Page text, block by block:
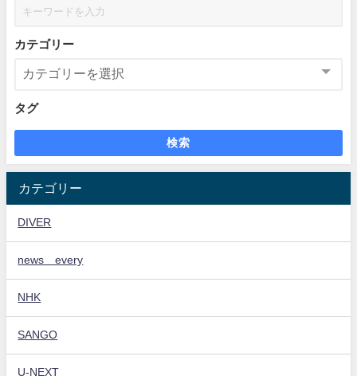
カテゴリー
タグ
検索
カテゴリー
DIVER
news every
NHK
SANGO
U-NEXT